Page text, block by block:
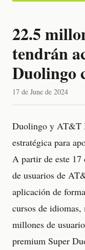
22.5
tendrán
Duolingo
17 de June de 2024
Duolingo y AT&T
estratégica para
A partir de este
de usuarios de
aplicación de
cursos de
millones de
premium Super